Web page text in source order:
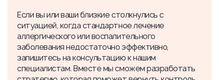
Если вы или ваши близкие столкнулись с
ситуацией, когда стандартное лечение
аллергического или воспалительного
заболевания недостаточно эффективно,
запишитесь на консультацию к нашим
специалистам. Вместе мы сможем разработать